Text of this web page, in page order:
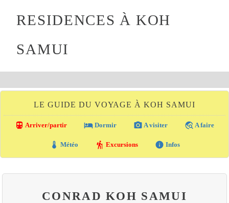
RESIDENCES À KOH
SAMUI
LE GUIDE DU VOYAGE À KOH SAMUI
directions_transit Arriver/partir local_hotel Dormir photo_camera A visiter travel_explore A faire
thermostat Météo hiking Excursions info Infos
CONRAD KOH SAMUI